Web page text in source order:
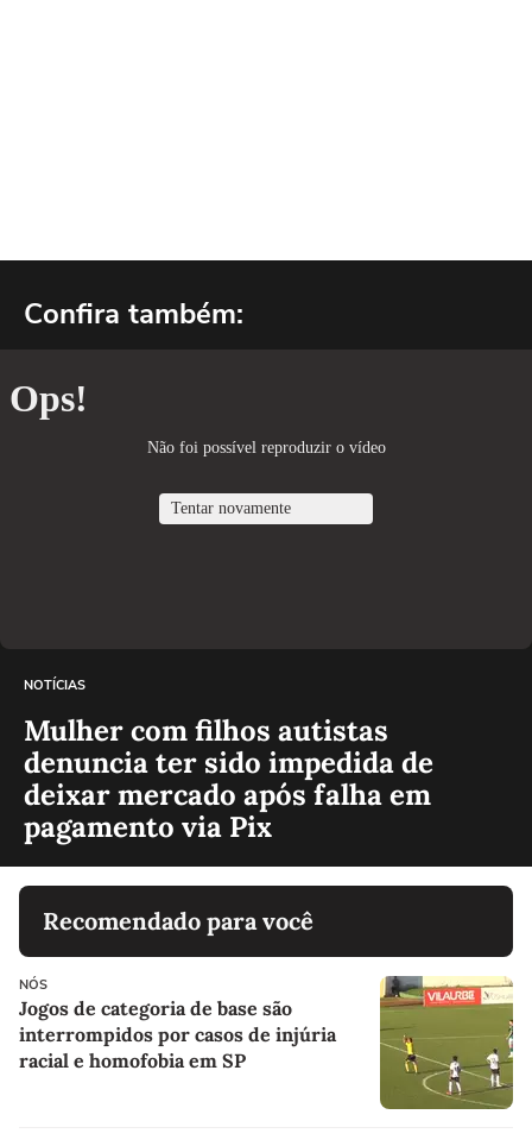
Confira também:
NOTÍCIAS
Mulher com filhos autistas
denuncia ter sido impedida de
deixar mercado após falha em
pagamento via Pix
Recomendado para você
NÓS
Jogos de categoria de base são
interrompidos por casos de injúria
racial e homofobia em SP